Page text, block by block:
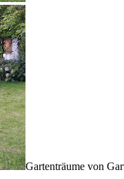
Gartenträume von